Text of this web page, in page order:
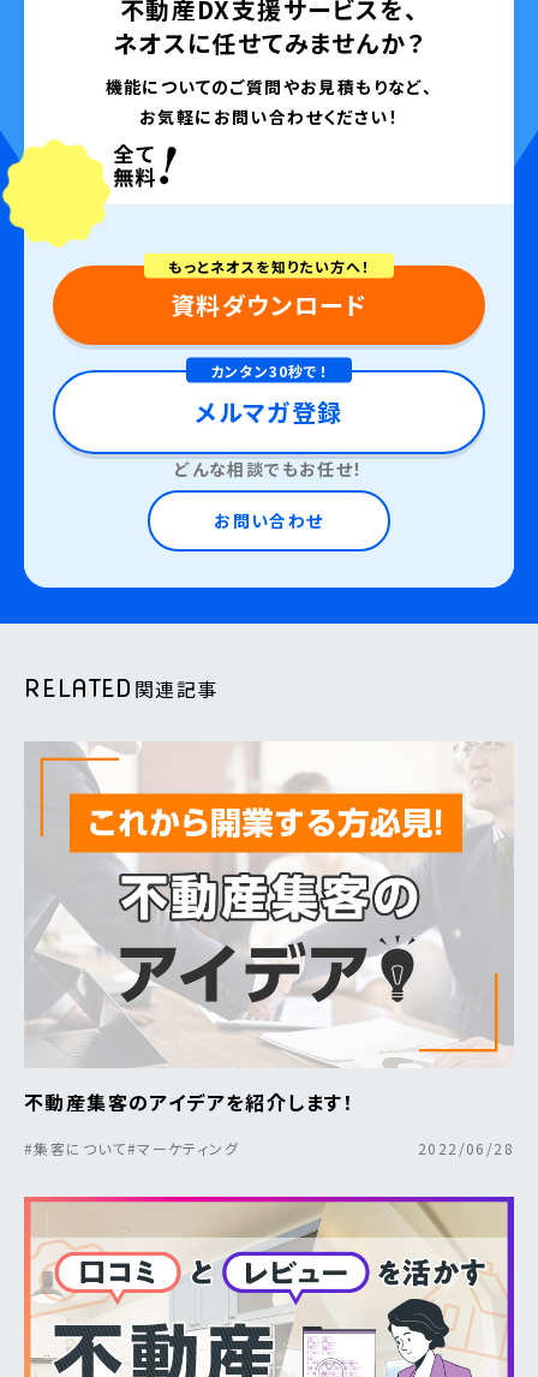
不動産DX支援サービスを、
ネオスに任せてみませんか？
機能についてのご質問やお見積もりなど、
お気軽にお問い合わせください！
もっとネオスを知りたい方へ！
資料ダウンロード
カンタン30秒で！
メルマガ登録
どんな相談でもお任せ！
お問い合わせ
RELATED 関連記事
不動産集客のアイデアを紹介します！
#集客について#マーケティング 2022/06/28